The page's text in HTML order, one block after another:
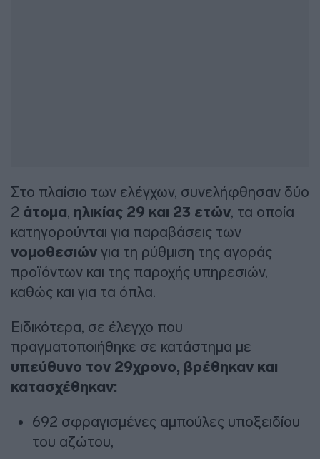
Στο πλαίσιο των ελέγχων, συνελήφθησαν δύο
2 άτομα, ηλικίας 29 και 23 ετών, τα οποία
κατηγορούνται για παραβάσεις των
νομοθεσιών για τη ρύθμιση της αγοράς
προϊόντων και της παροχής υπηρεσιών,
καθώς και για τα όπλα.
Ειδικότερα, σε έλεγχο που
πραγματοποιήθηκε σε κατάστημα με
υπεύθυνο τον 29χρονο, βρέθηκαν και
κατασχέθηκαν:
692 σφραγισμένες αμπούλες υποξειδίου
του αζώτου,